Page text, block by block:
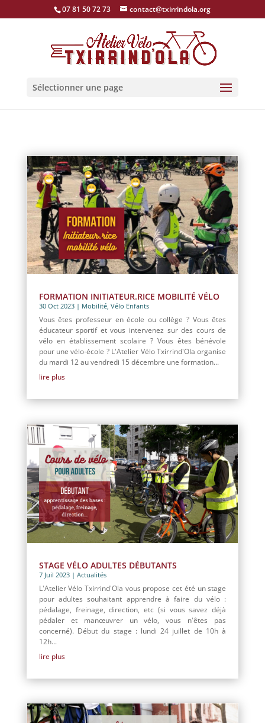
07 81 50 72 73 contact@txirrindola.org
Sélectionner une page
FORMATION INITIATEUR.RICE MOBILITÉ VÉLO
30 Oct 2023| Mobilité, Vélo Enfants
Vous êtes professeur en école ou collège ? Vous êtes
éducateur sportif et vous intervenez sur des cours de
vélo en établissement scolaire ? Vous êtes bénévole
pour une vélo-école ? L'Atelier Vélo Txirrind'Ola organise
du mardi 12 au vendredi 15 décembre une formation...
lire plus
STAGE VÉLO ADULTES DÉBUTANTS
7 Juil 2023| Actualités
L'Atelier Vélo Txirrind'Ola vous propose cet été un stage
pour adultes souhaitant apprendre à faire du vélo :
pédalage, freinage, direction, etc (si vous savez déjà
pédaler et manœuvrer un vélo, vous n'êtes pas
concerné). Début du stage : lundi 24 juillet de 10h à
12h...
lire plus